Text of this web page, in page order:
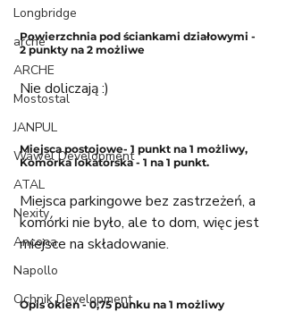
Longbridge
arche
ARCHE
Mostostal
JANPUL
Wawel Development
ATAL
Nexity
Ancona
Napollo
Ochnik Development
Powierzchnia pod ściankami działowymi -
2 punkty na 2 możliwe
Nie doliczają :)
Miejsca postojowe- 1 punkt na 1 możliwy,
Komórka lokatorska - 1 na 1 punkt.
Miejsca parkingowe bez zastrzeżeń, a
komórki nie było, ale to dom, więc jest
miejsce na składowanie.
Opis okien - 0,75 punku na 1 możliwy